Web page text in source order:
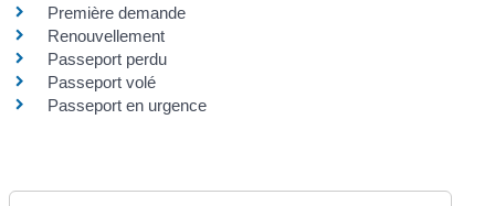
Première demande
Renouvellement
Passeport perdu
Passeport volé
Passeport en urgence